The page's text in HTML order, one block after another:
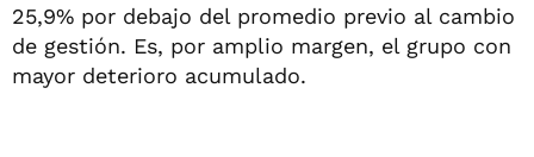
25,9% por debajo del promedio previo al cambio
de gestión. Es, por amplio margen, el grupo con
mayor deterioro acumulado.